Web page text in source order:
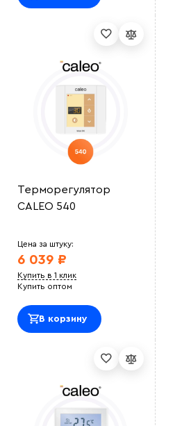
Терморегулятор
CALEO 540
Цена за штуку:
6 039 ₽
Купить в 1 клик
Купить оптом
В корзину